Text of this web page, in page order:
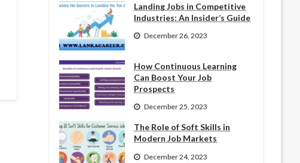
Landing Jobs in Competitive
Industries: An Insider’s Guide
December 26, 2023
How Continuous Learning
Can Boost Your Job
Prospects
December 25, 2023
The Role of Soft Skills in
Modern Job Markets
December 24, 2023